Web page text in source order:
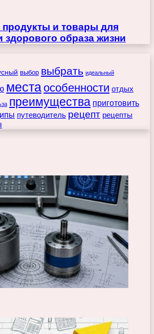
и товары для
здорового образа жизни
выбор выбрать идеальный
места особенности отдых
преимущества приготовить
путеводитель рецепт рецепты